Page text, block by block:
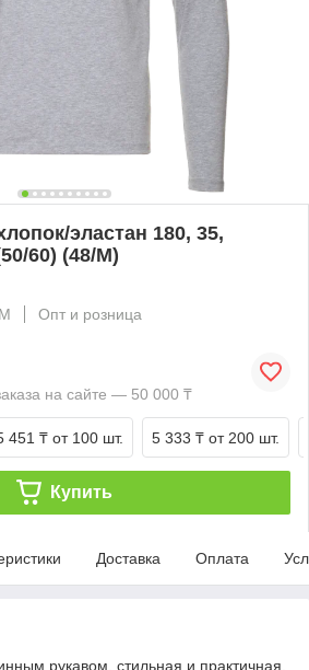
эластан 180, 35,
60) (48/M)
Опт и розница
на сайте — 50 000 ₸
451 ₸ от 100 шт. 5 333 ₸ от 200 шт.
Купить
Доставка Оплата
рукавом, стильная и практичная,